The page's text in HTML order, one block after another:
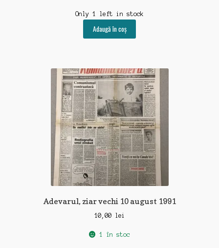
Only 1 left in stock
Adaugă în coș
Adevarul, ziar vechi 10 august 1991
10,00 lei
1 în stoc